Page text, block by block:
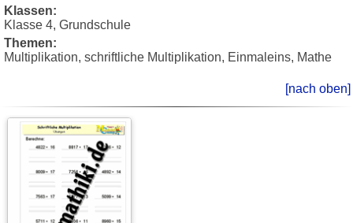
Klassen:
Klasse 4, Grundschule
Themen:
Multiplikation, schriftliche Multiplikation, Einmaleins, Mathe
[nach oben]